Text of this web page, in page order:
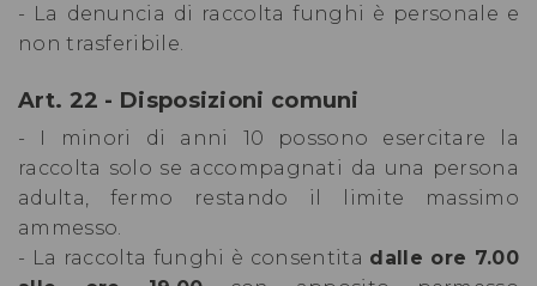
- La denuncia di raccolta funghi è personale e
non trasferibile.
Art. 22 - Disposizioni comuni
- I minori di anni 10 possono esercitare la
raccolta solo se accompagnati da una persona
adulta, fermo restando il limite massimo
ammesso.
- La raccolta funghi è consentita dalle ore 7.00